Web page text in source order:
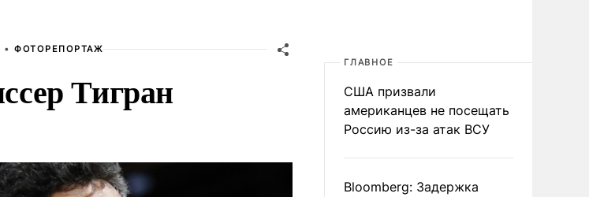
• ФОТОРЕПОРТАЖ
Тигран
ГЛАВНОЕ
США призвали
американцев не посещать
Россию из-за атак ВСУ
Bloomberg: Задержка